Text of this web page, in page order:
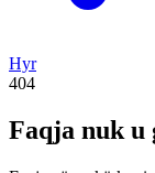
Hyr
404
Faqja nuk u